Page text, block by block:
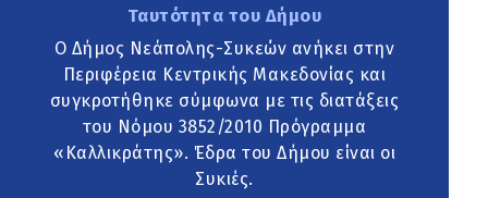
Ταυτότητα του Δήμου
Ο Δήμος Νεάπολης-Συκεών ανήκει στην
Περιφέρεια Κεντρικής Μακεδονίας και
συγκροτήθηκε σύμφωνα με τις διατάξεις
του Νόμου 3852/2010 Πρόγραμμα
«Καλλικράτης». Έδρα του Δήμου είναι οι
Συκιές.